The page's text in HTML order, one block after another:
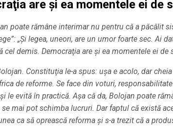
are şi ea momentele ei de
poate rămâne interimar nu pentru că a păcălit
„Şi legea, uneori, are un umor foarte sec. Ai
demis. Democraţia are şi ea momentele ei de
Constituţia le-a spus: uşa e acolo, dar
de reforme. Se face din voturi,
le evită în practică. Aşa că da, Bolojan poate
mai pot schimba lucruri. Dar faptul că există
ca să oprească reforma şi s-a trezit că a